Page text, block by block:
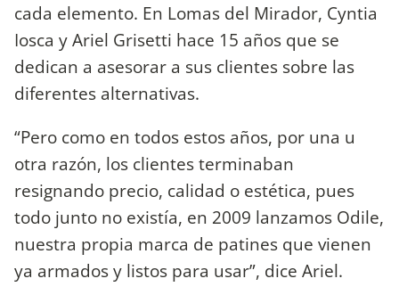
cada elemento. En Lomas del Mirador, Cyntia
Iosca y Ariel Grisetti hace 15 años que se
dedican a asesorar a sus clientes sobre las
diferentes alternativas.
“Pero como en todos estos años, por una u
otra razón, los clientes terminaban
resignando precio, calidad o estética, pues
todo junto no existía, en 2009 lanzamos Odile,
nuestra propia marca de patines que vienen
ya armados y listos para usar”, dice Ariel.